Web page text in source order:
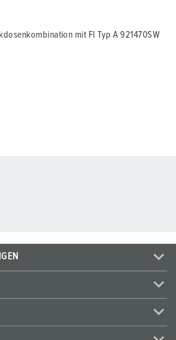
mit FI Typ A 921470SW